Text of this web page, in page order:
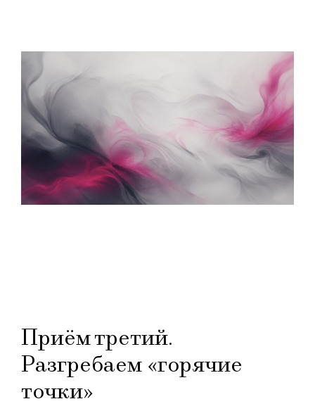
Приём третий.
Разгребаем «горячие
точки»